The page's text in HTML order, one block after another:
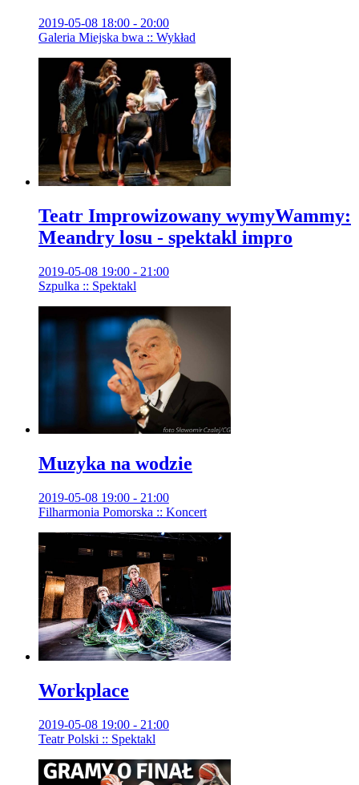
2019-05-08 18:00 - 20:00
Galeria Miejska bwa :: Wykład
Teatr Improwizowany wymyWammy:
Meandry losu - spektakl impro
2019-05-08 19:00 - 21:00
Szpulka :: Spektakl
Muzyka na wodzie
2019-05-08 19:00 - 21:00
Filharmonia Pomorska :: Koncert
Workplace
2019-05-08 19:00 - 21:00
Teatr Polski :: Spektakl